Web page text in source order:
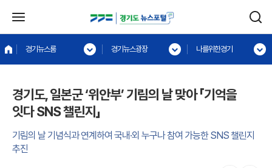
경기뉴스룸 경기뉴스광장 나를위한경기
경기도, 일본군 ‘위안부’ 기림의 날 맞아 「기억을
잇다 SNS 챌린지」
기림의 날 기념식과 연계하여 국내·외 누구나 참여 가능한 SNS 챌린지
추진